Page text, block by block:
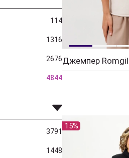
114
1316
2676
4844
3791
1448
15%